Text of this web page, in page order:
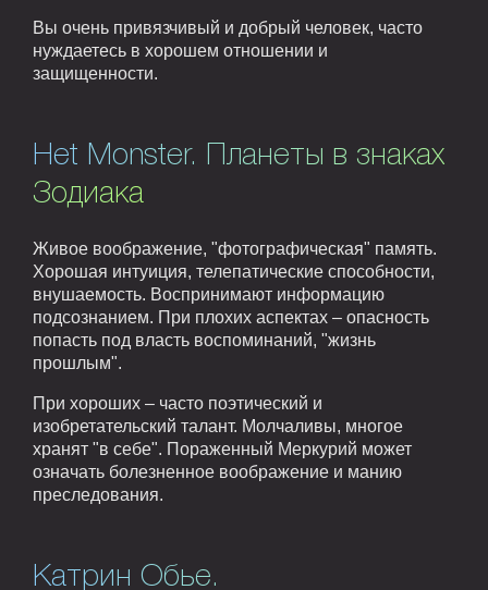
Вы очень привязчивый и добрый человек, часто
нуждаетесь в хорошем отношении и
защищенности.
Het Monster. Планеты в знаках
Зодиака
Живое воображение, "фотографическая" память.
Хорошая интуиция, телепатические способности,
внушаемость. Воспринимают информацию
подсознанием. При плохих аспектах – опасность
попасть под власть воспоминаний, "жизнь
прошлым".
При хороших – часто поэтический и
изобретательский талант. Молчаливы, многое
хранят "в себе". Пораженный Меркурий может
означать болезненное воображение и манию
преследования.
Катрин Обье.